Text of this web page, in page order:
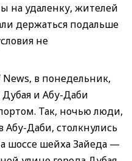
на удаленку, жителей
держаться подальше
не
в понедельник,
Дубая и Абу-Даби
Так, ночью люди,
Абу-Даби, столкнулись
шоссе шейха Зайеда —